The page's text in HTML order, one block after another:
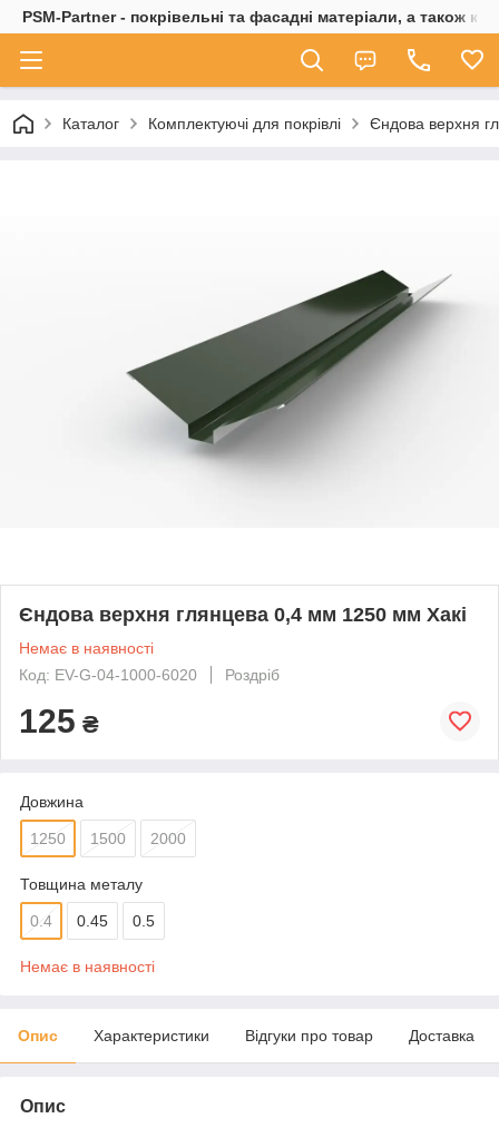
PSM-Partner - покрівельні та фасадні матеріали, а також
Каталог Комплектуючі для покрівлі Єндова верхня
Єндова верхня глянцева 0,4 мм 1250 мм Хакі
Немає в наявності
Код: EV-G-04-1000-6020
Роздріб
125 ₴
Довжина
1250 1500 2000
Товщина металу
0.4 0.45 0.5
Немає в наявності
Опис Характеристики Відгуки про товар Доставка
Опис